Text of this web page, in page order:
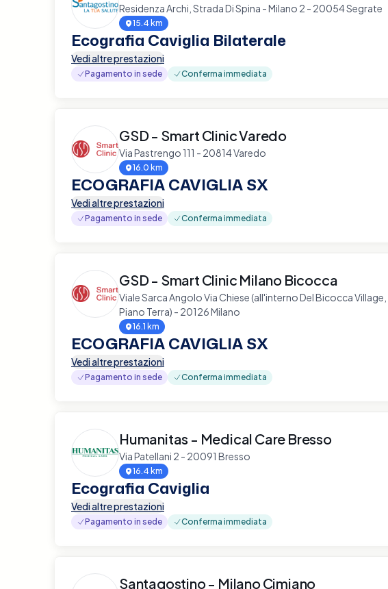
Residenza Archi, Strada Di Spina - Milano 2 - 20054 Segrate
15.4 km
Ecografia Caviglia Bilaterale
Vedi altre prestazioni
Pagamento in sede Conferma immediata
GSD - Smart Clinic Varedo
Via Pastrengo 111 - 20814 Varedo
16.0 km
ECOGRAFIA CAVIGLIA SX
Vedi altre prestazioni
Pagamento in sede Conferma immediata
GSD - Smart Clinic Milano Bicocca
Viale Sarca Angolo Via Chiese (all'interno Del Bicocca Village,
Piano Terra) - 20126 Milano
16.1 km
ECOGRAFIA CAVIGLIA SX
Vedi altre prestazioni
Pagamento in sede Conferma immediata
Humanitas - Medical Care Bresso
Via Patellani 2 - 20091 Bresso
16.4 km
Ecografia Caviglia
Vedi altre prestazioni
Pagamento in sede Conferma immediata
Santagostino - Milano Cimiano